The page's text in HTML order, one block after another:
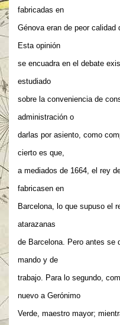
fabricadas en
Génova eran de peor
Esta opinión
se encuadra en el debate
estudiado
sobre la conveniencia de
administración o
darlas por asiento, como
cierto es que,
a mediados de 1664, el rey
fabricasen en
Barcelona, lo que supuso el
atarazanas
de Barcelona. Pero antes se
mando y de
trabajo. Para lo segundo,
nuevo a Gerónimo
Verde, maestro mayor;